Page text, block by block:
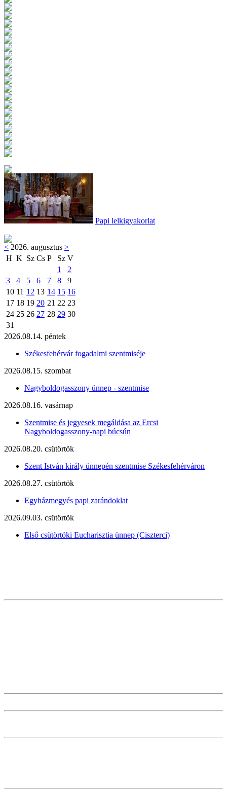
Papi lelkigyakorlat
< 2026. augusztus >
H K Sz Cs P Sz V
1
2
3
4 5 6 7 8
9
10 11 12 13 14 15 16
17 18 19 20 21 22 23
24 25 26 27 28 29 30
31
2026.08.14. péntek
Székesfehérvár fogadalmi szentmiséje
2026.08.15. szombat
Nagyboldogasszony ünnep - szentmise
2026.08.16. vasárnap
Szentmise és jegyesek megáldása az Ercsi
Nagyboldogasszony-napi búcsún
2026.08.20. csütörtök
Szent István király ünnepén szentmise Székesfehérváron
2026.08.27. csütörtök
Egyházmegyés papi zarándoklat
2026.09.03. csütörtök
Első csütörtöki Eucharisztia ünnep (Ciszterci)